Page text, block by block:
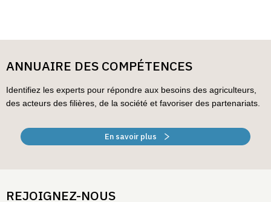
ANNUAIRE DES COMPÉTENCES
Identifiez les experts pour répondre aux besoins des agriculteurs,
des acteurs des filières, de la société et favoriser des partenariats.
En savoir plus
REJOIGNEZ-NOUS